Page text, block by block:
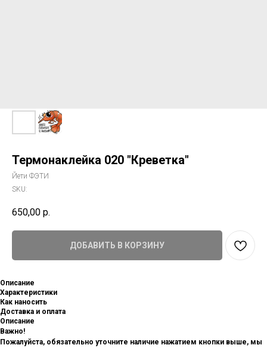
Термонаклейка 020 "Креветка"
Йети ФЭТИ
SKU:
650,00 р.
ДОБАВИТЬ В КОРЗИНУ
Описание
Характеристики
Как наносить
Доставка и оплата
Описание
Важно!
Пожалуйста, обязательно уточните наличие нажатием кнопки выше, мы